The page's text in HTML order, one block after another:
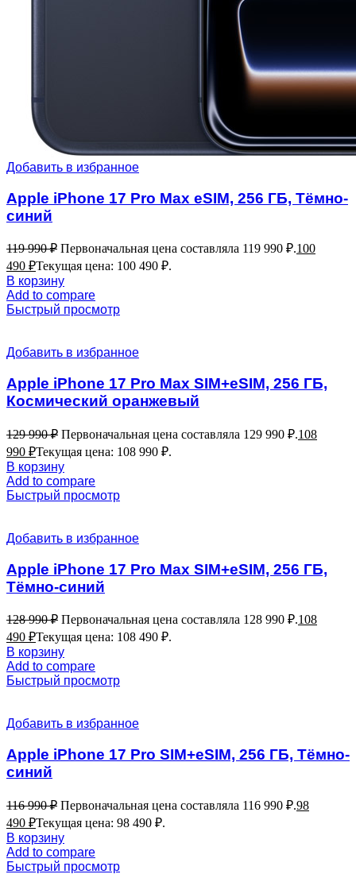
Добавить в избранное
Apple iPhone 17 Pro Max eSIM, 256 ГБ, Тёмно-
синий
119 990₽ Первоначальная цена составляла 119 990 ₽.100
490 ₽Текущая цена: 100 490 ₽.
В корзину
Add to compare
Быстрый просмотр
Добавить в избранное
Apple iPhone 17 Pro Max SIM+eSIM, 256 ГБ,
Космический оранжевый
129 990₽ Первоначальная цена составляла 129 990 ₽.108
990 ₽Текущая цена: 108 990 ₽.
В корзину
Add to compare
Быстрый просмотр
Добавить в избранное
Apple iPhone 17 Pro Max SIM+eSIM, 256 ГБ,
Тёмно-синий
128 990₽ Первоначальная цена составляла 128 990 ₽.108
490 ₽Текущая цена: 108 490 ₽.
В корзину
Add to compare
Быстрый просмотр
Добавить в избранное
Apple iPhone 17 Pro SIM+eSIM, 256 ГБ, Тёмно-
синий
116 990₽ Первоначальная цена составляла 116 990 ₽.98
490 ₽Текущая цена: 98 490 ₽.
В корзину
Add to compare
Быстрый просмотр